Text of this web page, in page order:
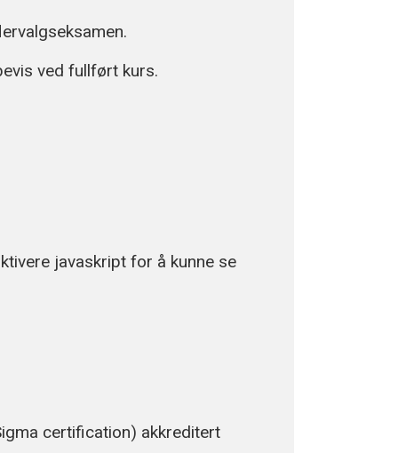
ved fullført kurs.
javaskript for å kunne se
certification) akkreditert